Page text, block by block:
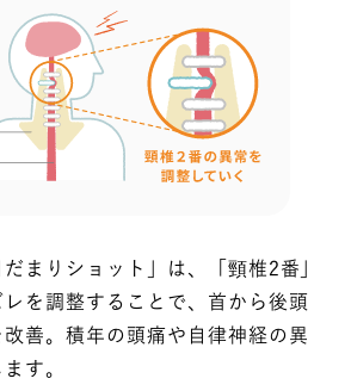
まりショット」は、「頸椎2番」
を調整することで、首から後頭
善。積年の頭痛や自律神経の異
す。